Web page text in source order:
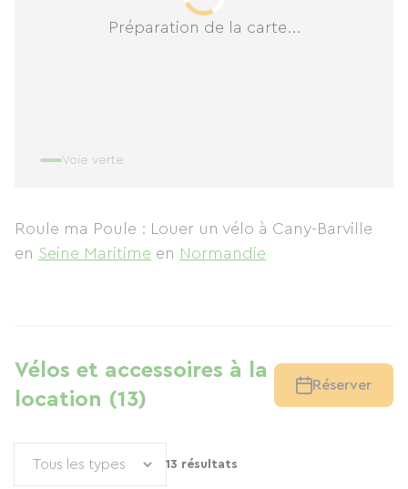
Préparation de la carte...
Voie verte
Roule ma Poule : Louer un vélo à Cany-Barville
en Seine Maritime en Normandie
Vélos et accessoires à la
location (13)
Réserver
13 résultats